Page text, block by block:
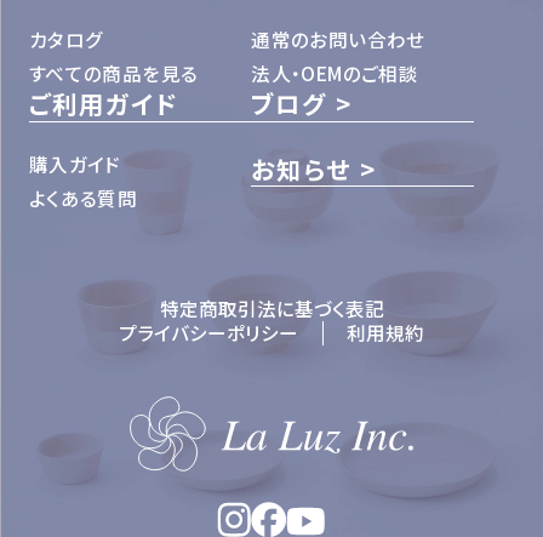
カタログ
すべての商品を見る
通常のお問い合わせ
法人・OEMのご相談
ご利用ガイド
購入ガイド
よくある質問
ブログ
お知らせ
特定商取引法に基づく表記
プライバシーポリシー
利用規約